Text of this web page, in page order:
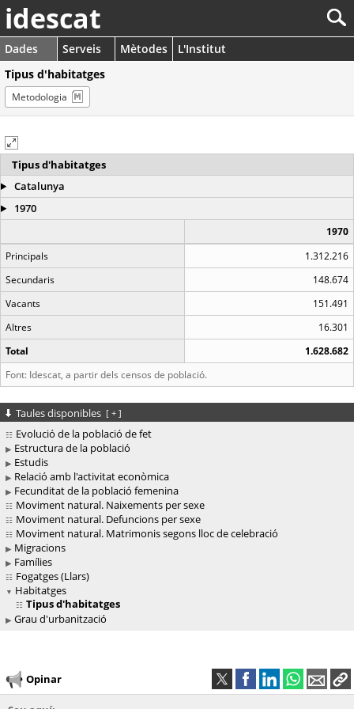
idescat
Dades Serveis Mètodes
L'Institut
Tipus d'habitatges
Metodologia
Tipus d'habitatges
Catalunya
1970
1970
Principals
1.312.216
Secundaris
148.674
Vacants
151.491
Altres
16.301
Total
1.628.682
Font: Idescat, a partir dels censos de població.
Taules disponibles [ + ]
Evolució de la població de fet
Estructura de la població
Estudis
Relació amb l'activitat econòmica
Fecunditat de la població femenina
Moviment natural. Naixements per sexe
Moviment natural. Defuncions per sexe
Moviment natural. Matrimonis segons lloc de celebració
Migracions
Famílies
Fogatges (Llars)
Habitatges
Tipus d'habitatges
Grau d'urbanització
Opinar